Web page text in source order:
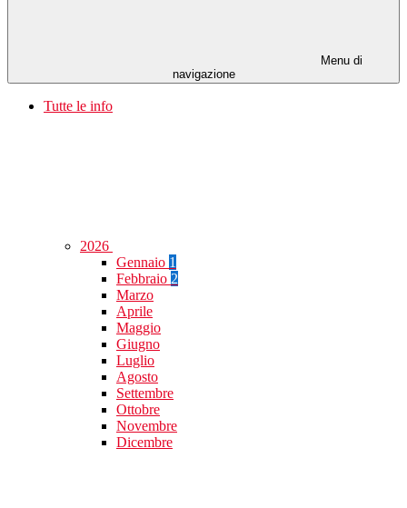
Menu di
navigazione
Tutte le info
2026
Gennaio 1
Febbraio 2
Marzo
Aprile
Maggio
Giugno
Luglio
Agosto
Settembre
Ottobre
Novembre
Dicembre